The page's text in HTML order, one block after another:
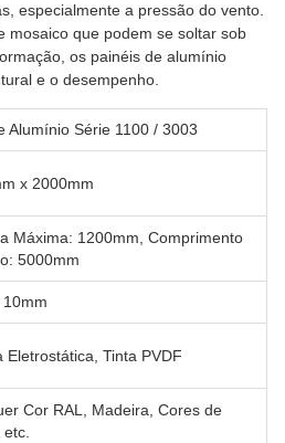
especialmente a pressão do vento.
mosaico que podem se soltar sob
os painéis de alumínio
e o desempenho.
Alumínio Série 1100 / 3003
x 2000mm
Máxima: 1200mm, Comprimento
5000mm
Eletrostática, Tinta PVDF
Cor RAL, Madeira, Cores de